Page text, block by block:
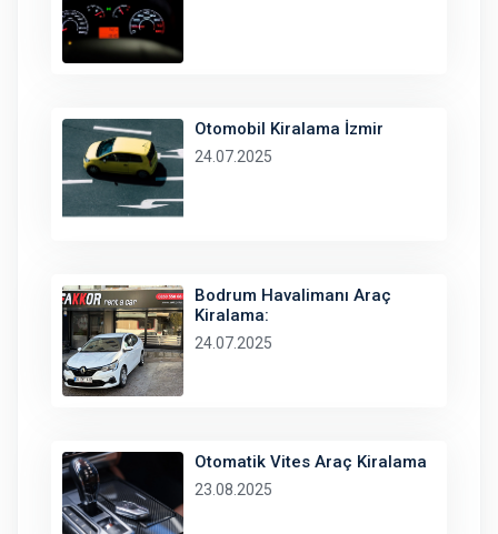
Otomobil Kiralama İzmir
24.07.2025
Bodrum Havalimanı Araç
Kiralama:
24.07.2025
Otomatik Vites Araç Kiralama
23.08.2025